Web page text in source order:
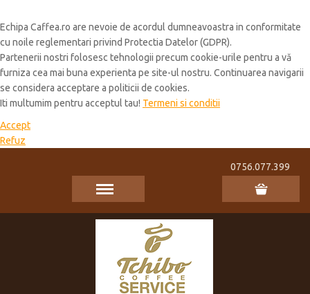
Echipa Caffea.ro are nevoie de acordul dumneavoastra in conformitate
cu noile reglementari privind Protectia Datelor (GDPR).
Partenerii nostri folosesc tehnologii precum cookie-urile pentru a vă
furniza cea mai buna experienta pe site-ul nostru. Continuarea navigarii
se considera acceptare a politicii de cookies.
Iti multumim pentru acceptul tau! Termeni si conditii
Accept
Refuz
0756.077.399